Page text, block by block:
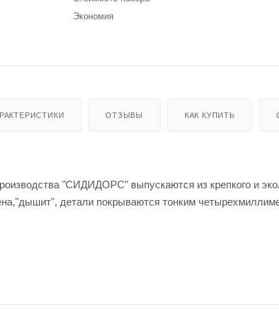
Экономия
ОТЗЫВЫ КАК КУПИТЬ
"СИДИДОРС" выпускаются из крепкого и
детали покрываются тонким
межкомнатных дверных конструкций, имеют